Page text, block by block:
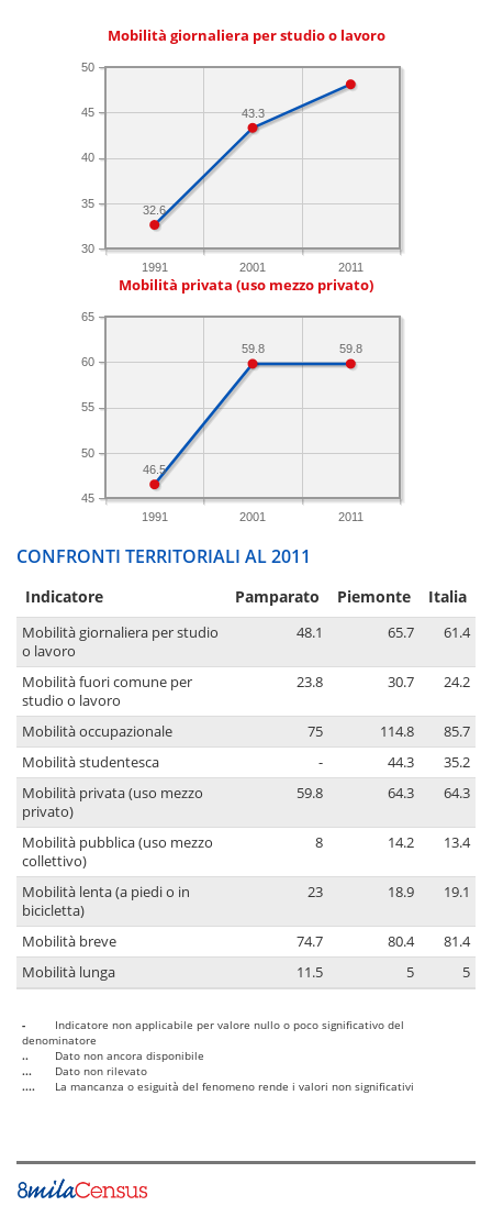
Mobilità giornaliera per studio o lavoro
1991 2001 2011
30
35
40
45
50
43.3
32.6
Mobilità privata (uso mezzo privato)
1991 2001 2011
45
50
55
60
65
59.8
59.8
46.5
CONFRONTI TERRITORIALI AL 2011
Indicatore Pamparato Piemonte Italia
Mobilità giornaliera per studio
o lavoro
48.1 65.7 61.4
Mobilità fuori comune per
studio o lavoro
23.8 30.7 24.2
Mobilità occupazionale 75 114.8
85.7
Mobilità studentesca
- 44.3
35.2
Mobilità privata (uso mezzo
privato)
59.8 64.3 64.3
Mobilità pubblica (uso mezzo
collettivo)
8 14.2 13.4
Mobilità lenta (a piedi o in
bicicletta)
23 18.9 19.1
Mobilità breve 74.7 80.4
81.4
Mobilità lunga
11.5 5 5
-
Indicatore non applicabile per valore nullo o poco significativo del
denominatore
..
Dato non ancora disponibile
...
Dato non rilevato
....
La mancanza o esiguità del fenomeno rende i valori non significativi